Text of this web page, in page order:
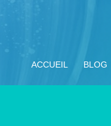
ACCUEIL BLOG